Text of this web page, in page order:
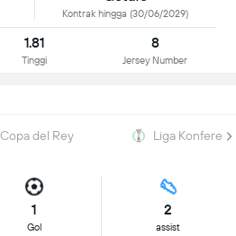
Kontrak hingga (30/06/2029)
1.81
Tinggi
8
Jersey Number
Copa del Rey Liga
1
Gol
2
assist